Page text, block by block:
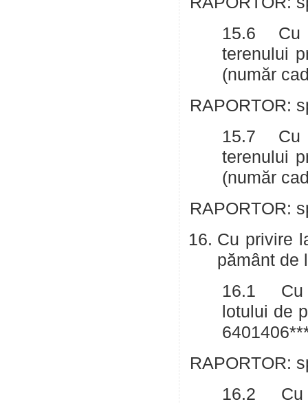
15.6 Cu
terenului
(număr
RAPORTOR:
15.7 Cu
terenului
(număr
RAPORTOR:
Cu privire
pământ de
16.1 Cu
lotului de
RAPORTOR:
16.2 Cu